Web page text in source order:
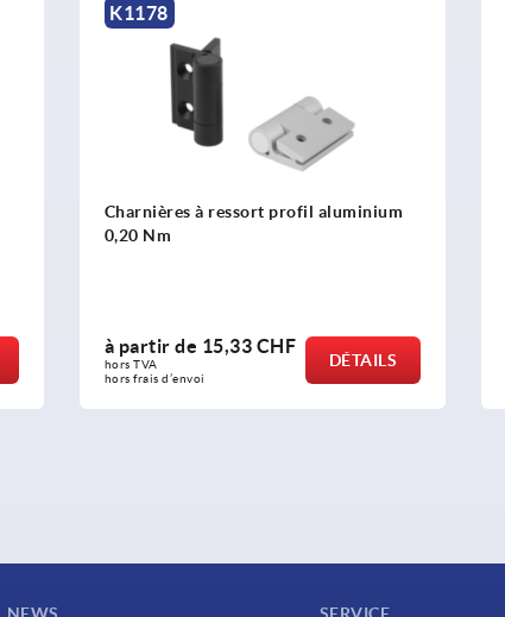
K1178
Charnières à ressort profil aluminium
0,20 Nm
à partir de 15,33 CHF
hors TVA
hors frais d’envoi
DÉTAILS